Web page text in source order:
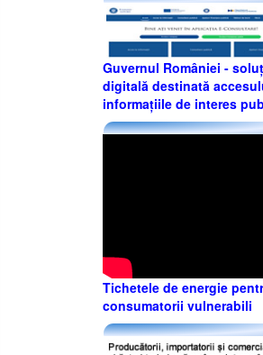
Guvernul României -
digitală destinată
informațiile de interes
Tichetele de energie
consumatorii vulnerabili